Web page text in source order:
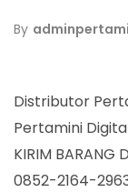
By
Distributor
Pertamini
KIRIM BARANG
0852-2164-